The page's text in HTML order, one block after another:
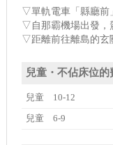
▽單軌電車「縣廳前
▽自那霸機場出發，
▽距離前往離島的玄
兒童・不佔床位的
兒童 10-12
兒童 6-9